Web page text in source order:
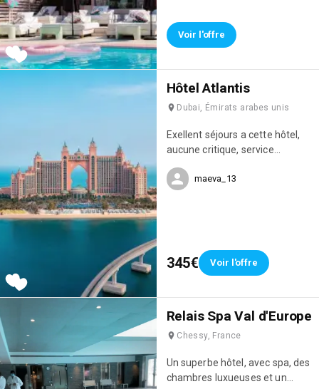
Voir l'offre
Hôtel Atlantis
Dubai, Émirats arabes unis
Exellent séjours a cette hôtel,
aucune critique, service
sécurité covid 19 bien respecter
un des meilleurs hôtel de Dubai
maeva_13
345€ Voir l'offre
Relais Spa Val d'Europe
Chessy, France
Un superbe hôtel, avec spa, des
chambres luxueuses et un